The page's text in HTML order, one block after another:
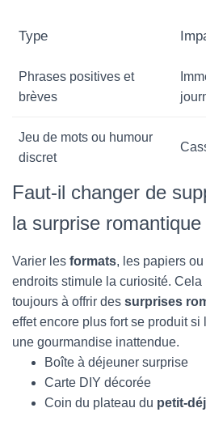
Type
Phrases positives et
brèves
Jeu de mots ou humour
discret
Faut-il changer de
la surprise
Varier les formats, les papiers
endroits stimule la curiosité. Cela
toujours à offrir des surprises
effet encore plus fort se produit
une gourmandise inattendue.
Boîte à déjeuner surprise
Carte DIY décorée
Coin du plateau du petit-